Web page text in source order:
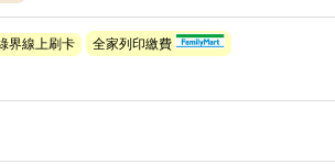
界線上刷卡
全家列印繳費